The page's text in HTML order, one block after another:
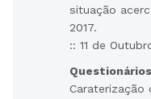
situação
2017.
:: 11 de